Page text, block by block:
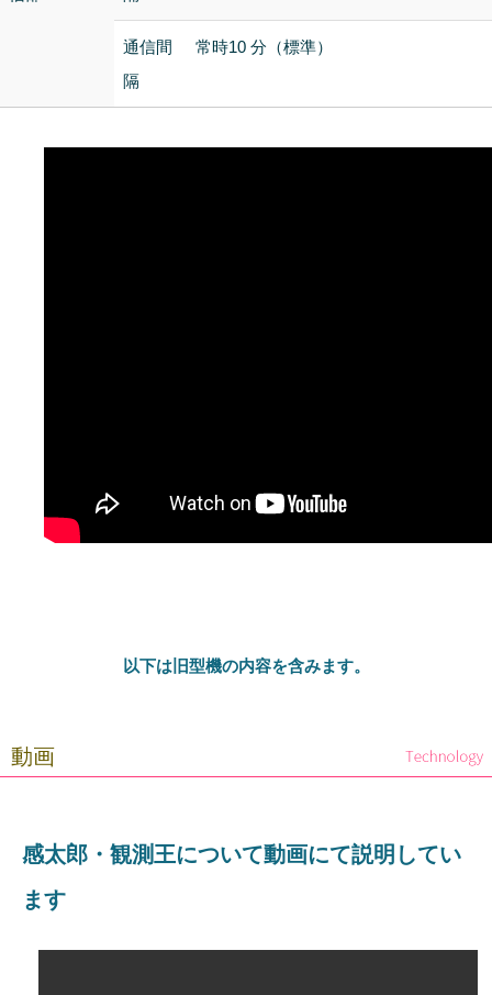
通信間
隔
常時10 分（標準）
以下は旧型機の内容を含みます。
動画
感太郎・観測王について動画にて説明してい
ます